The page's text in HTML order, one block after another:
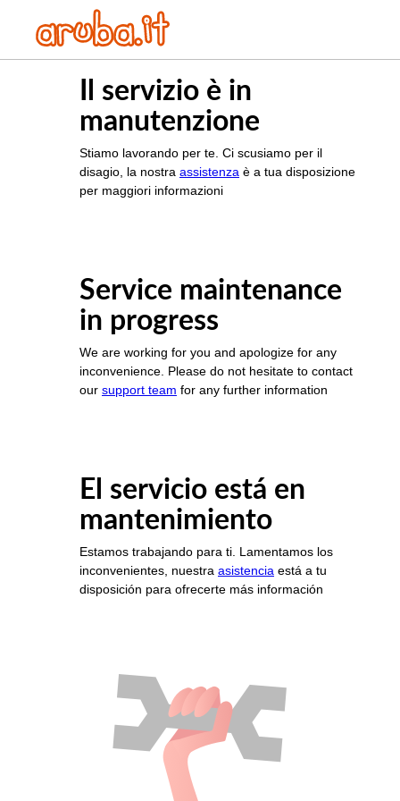
Il servizio è in
manutenzione
Stiamo lavorando per te. Ci scusiamo per il
disagio, la nostra assistenza è a tua disposizione
per maggiori informazioni
Service maintenance
in progress
We are working for you and apologize for any
inconvenience. Please do not hesitate to contact
our support team for any further information
El servicio está en
mantenimiento
Estamos trabajando para ti. Lamentamos los
inconvenientes, nuestra asistencia está a tu
disposición para ofrecerte más información